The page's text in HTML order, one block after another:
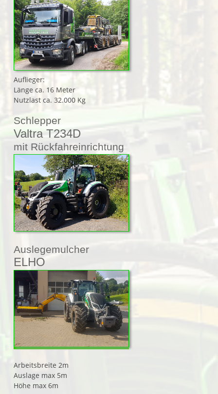
Auflieger:
Länge ca. 16 Meter
Nutzlast ca. 32.000 Kg
Schlepper
Valtra T234D
mit Rückfahreinrichtung
Auslegemulcher
ELHO
Arbeitsbreite 2m
Auslage max 5m
Höhe max 6m